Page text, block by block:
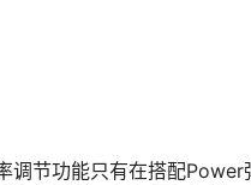
调节功能只有在搭配